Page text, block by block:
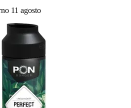
11 agosto